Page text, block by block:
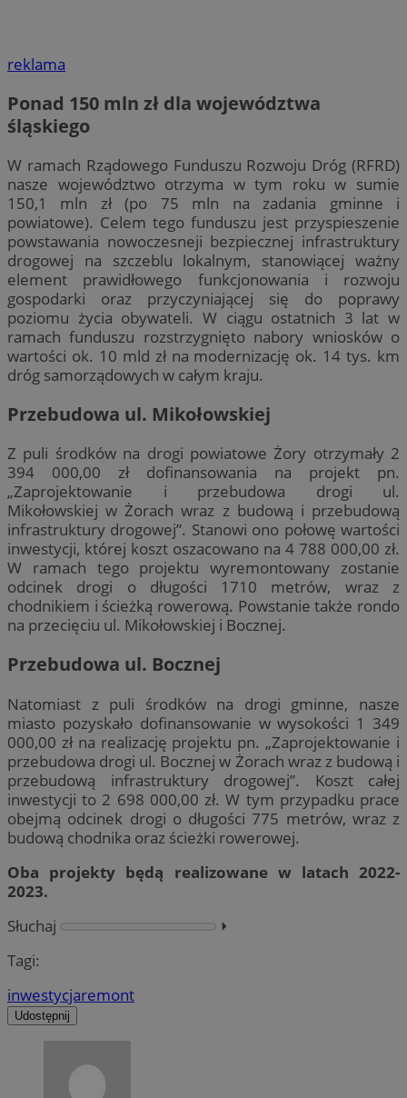
reklama
Ponad 150 mln zł dla województwa
śląskiego
W ramach Rządowego Funduszu Rozwoju Dróg (RFRD)
nasze województwo otrzyma w tym roku w sumie
150,1 mln zł (po 75 mln na zadania gminne i
powiatowe). Celem tego funduszu jest przyspieszenie
powstawania nowoczesneji bezpiecznej infrastruktury
drogowej na szczeblu lokalnym, stanowiącej ważny
element prawidłowego funkcjonowania i rozwoju
gospodarki oraz przyczyniającej się do poprawy
poziomu życia obywateli. W ciągu ostatnich 3 lat w
ramach funduszu rozstrzygnięto nabory wniosków o
wartości ok. 10 mld zł na modernizację ok. 14 tys. km
dróg samorządowych w całym kraju.
Przebudowa ul. Mikołowskiej
Z puli środków na drogi powiatowe Żory otrzymały 2
394 000,00 zł dofinansowania na projekt pn.
„Zaprojektowanie i przebudowa drogi ul.
Mikołowskiej w Żorach wraz z budową i przebudową
infrastruktury drogowej”. Stanowi ono połowę wartości
inwestycji, której koszt oszacowano na 4 788 000,00 zł.
W ramach tego projektu wyremontowany zostanie
odcinek drogi o długości 1710 metrów, wraz z
chodnikiem i ścieżką rowerową. Powstanie także rondo
na przecięciu ul. Mikołowskiej i Bocznej.
Przebudowa ul. Bocznej
Natomiast z puli środków na drogi gminne, nasze
miasto pozyskało dofinansowanie w wysokości 1 349
000,00 zł na realizację projektu pn. „Zaprojektowanie i
przebudowa drogi ul. Bocznej w Żorach wraz z budową i
przebudową infrastruktury drogowej”. Koszt całej
inwestycji to 2 698 000,00 zł. W tym przypadku prace
obejmą odcinek drogi o długości 775 metrów, wraz z
budową chodnika oraz ścieżki rowerowej.
Oba projekty będą realizowane w latach 2022-
2023.
Słuchaj
⏵︎
Tagi:
inwestycjaremont
Udostępnij